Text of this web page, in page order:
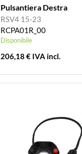
Pulsantiera Destra
RSV4 15-23
RCPA01R_00
Disponibile
206,18 € IVA incl.